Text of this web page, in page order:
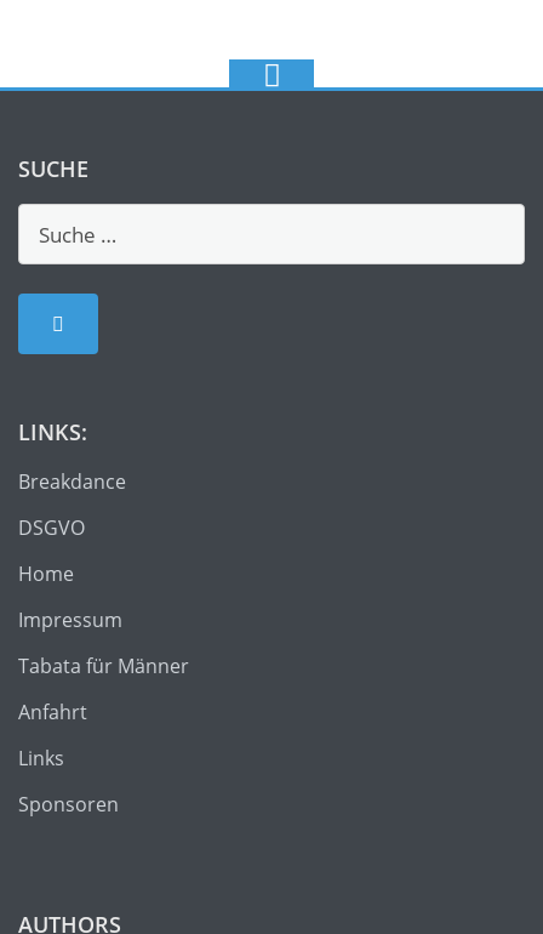
SUCHE
LINKS:
Breakdance
DSGVO
Home
Impressum
Tabata für Männer
Anfahrt
Links
Sponsoren
AUTHORS